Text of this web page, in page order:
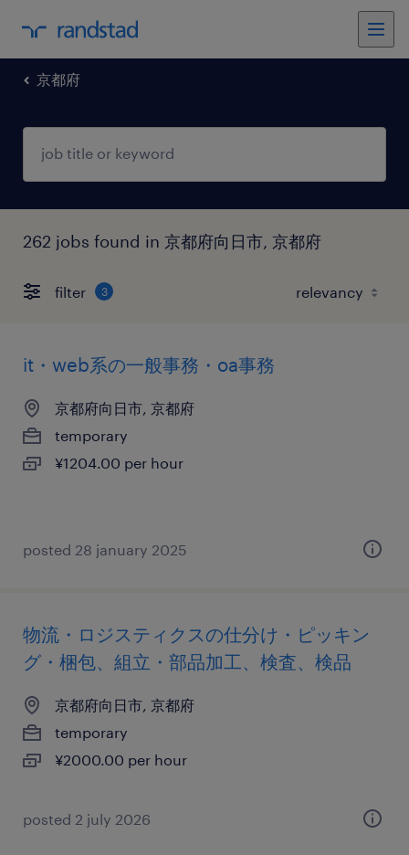
京都府
262 jobs found in 京都府向日市, 京都府
filter 3
it・web系の一般事務・oa事務
京都府向日市, 京都府
temporary
¥1204.00 per hour
posted 28 january 2025
物流・ロジスティクスの仕分け・ピッキン
グ・梱包、組立・部品加工、検査、検品
京都府向日市, 京都府
temporary
¥2000.00 per hour
posted 2 july 2026